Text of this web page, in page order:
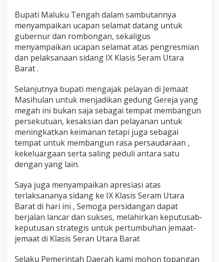
Bupati Maluku Tengah dalam sambutannya
menyampaikan ucapan selamat datang untuk
gubernur dan rombongan, sekaligus
menyampaikan ucapan selamat atas pengresmian
dan pelaksanaan sidang IX Klasis Seram Utara
Barat .
Selanjutnya bupati mengajak pelayan di Jemaat
Masihulan untuk menjadikan gedung Gereja yang
megah ini bukan saja sebagai tempat membangun
persekutuan, kesaksian dan pelayanan untuk
meningkatkan keimanan tetapi juga sebagai
tempat untuk membangun rasa persaudaraan ,
kekeluargaan serta saling peduli antara satu
dengan yang lain.
Saya juga menyampaikan apresiasi atas
terlaksananya sidang ke IX Klasis Seram Utara
Barat di hari ini , Semoga persidangan dapat
berjalan lancar dan sukses, melahirkan keputusab-
keputusan strategis untuk pertumbuhan jemaat-
jemaat di Klasis Seran Utara Barat
Selaku Pemerintah Daerah kami mohon topangan